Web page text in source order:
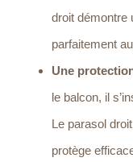
droit démontre
parfaitement
Une
le balcon, il
Le parasol
protège